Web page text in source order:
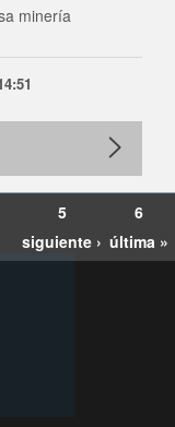
minería
5
6
siguiente › última »